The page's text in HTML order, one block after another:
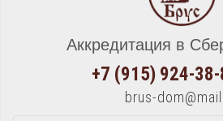
Аккредитация в
+7 (915) 924-
brus-